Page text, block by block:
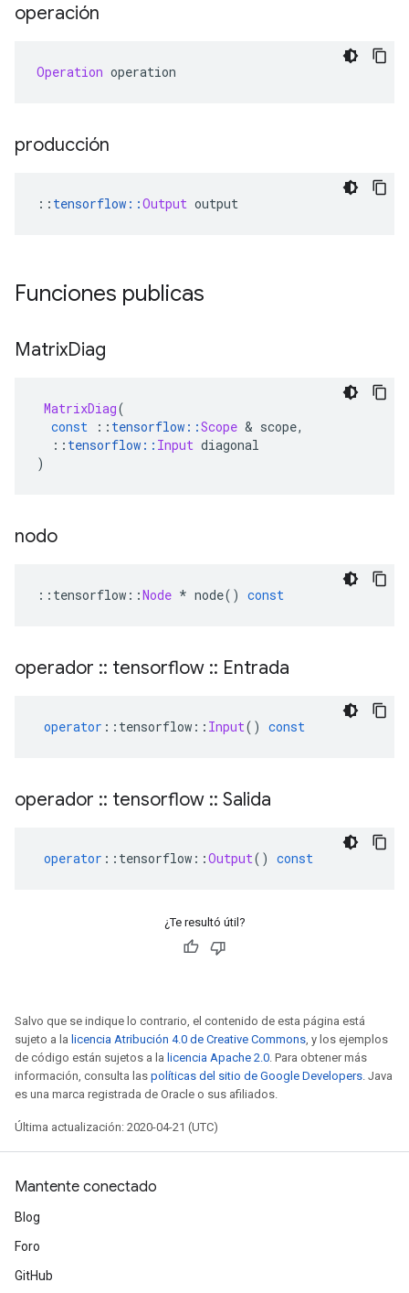
operación
Operation operation
producción
:: tensorflow ::Output output
Funciones publicas
MatrixDiag
MatrixDiag(
const
:: tensorflow ::Scope & scope,
:: tensorflow :: Input diagonal
)
nodo
:: tensorflow ::Node * node() const
operador :: tensorflow :: Entrada
operator :: tensorflow :: Input() const
operador :: tensorflow :: Salida
operator :: tensorflow ::Output() const
¿Te resultó útil?
Salvo que se indique lo contrario, el contenido de esta página está
sujeto a la licencia Atribución 4.0 de Creative Commons, y los ejemplos
de código están sujetos a la licencia Apache 2.0. Para obtener más
información, consulta las políticas del sitio de Google Developers. Java
es una marca registrada de Oracle o sus afiliados.
Última actualización: 2020-04-21 (UTC)
Mantente conectado
Blog
Foro
GitHub